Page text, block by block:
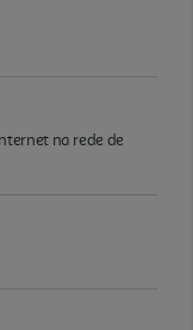
na rede de